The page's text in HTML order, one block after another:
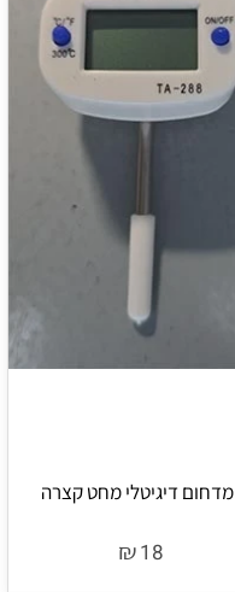
מדחום דיגיטלי מחט קצרה
₪18